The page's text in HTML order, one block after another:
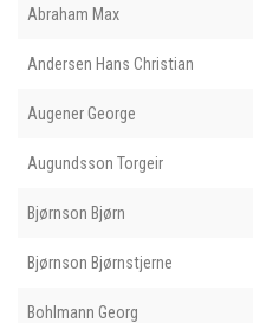
Abraham Max
Andersen Hans Christian
Augener George
Augundsson Torgeir
Bjørnson Bjørn
Bjørnson Bjørnstjerne
Bohlmann Georg